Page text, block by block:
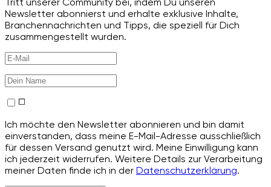
Tritt unserer Community bei, indem Du unseren
Newsletter abonnierst und erhalte exklusive Inhalte,
Branchennachrichten und Tipps, die speziell für Dich
zusammengestellt wurden.
Ich möchte den Newsletter abonnieren und bin damit
einverstanden, dass meine E-Mail-Adresse ausschließlich
für dessen Versand genutzt wird. Meine Einwilligung kann
ich jederzeit widerrufen. Weitere Details zur Verarbeitung
meiner Daten finde ich in der Datenschutzerklärung.